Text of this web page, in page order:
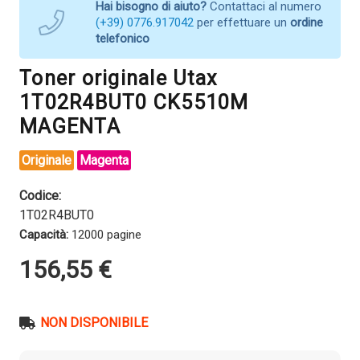
Hai bisogno di aiuto? Contattaci al numero
(+39) 0776.917042 per effettuare un ordine
telefonico
Toner originale Utax
1T02R4BUT0 CK5510M
MAGENTA
Originale Magenta
Codice:
1T02R4BUT0
Capacità: 12000 pagine
156,55 €
NON DISPONIBILE